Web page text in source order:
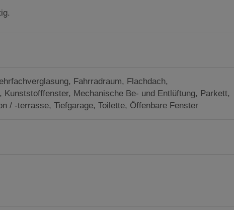
Fahrradraum
Flachdach
Kunststofffenster Mechanische Be- und Entlüftung Parkett
/ -terrasse Tiefgarage Toilette Öffenbare Fenster